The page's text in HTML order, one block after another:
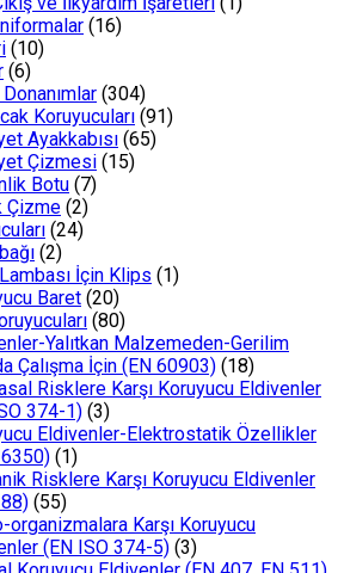
(16)
(10)
(6)
(304)
Koruyucuları (91)
Ayakkabısı (65)
Çizmesi (15)
Botu (7)
Çizme (2)
(24)
(2)
İçin Klips (1)
Baret (20)
(80)
Yalıtkan Malzemeden-Gerilim
Çalışma İçin (EN 60903) (18)
Risklere Karşı Koruyucu Eldivenler
374-1) (3)
Eldivenler-Elektrostatik Özellikler
(1)
Risklere Karşı Koruyucu Eldivenler
(55)
organizmalara Karşı Koruyucu
(EN ISO 374-5) (3)